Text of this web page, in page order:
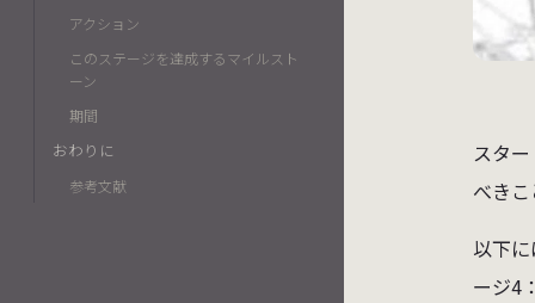
アクション
このステージを達成するマイルスト
ーン
期間
おわりに
参考文献
スタ
べき
以下
ージ4